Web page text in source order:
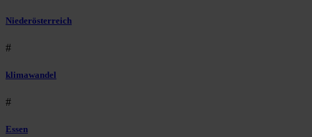
Niederösterreich
#
klimawandel
#
Essen